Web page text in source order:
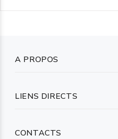
A PROPOS
LIENS DIRECTS
CONTACTS